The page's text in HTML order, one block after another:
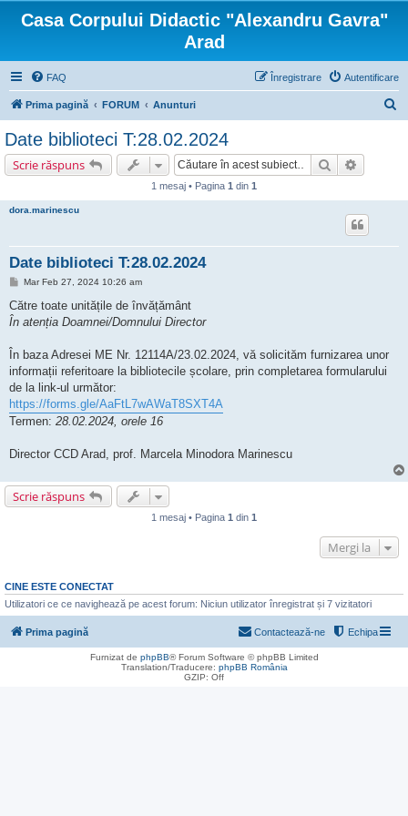
Casa Corpului Didactic "Alexandru Gavra"
Arad
FAQ Autentificare
Înregistrare
Prima pagină FORUM Anunturi
Date biblioteci T:28.02.2024
Scrie răspuns Căutare
1 mesaj • Pagina 1 din 1
dora.marinescu
Date biblioteci T:28.02.2024
M
s
Mar Feb 27, 2024 10:26 am
Către toate unitățile de învățământ
În atenția Doamnei/Domnului Director
În baza Adresei ME Nr. 12114A/23.02.2024, vă solicităm furnizarea unor
informații referitoare la bibliotecile școlare, prin completarea formularului
de la link-ul următor:
https://forms.gle/AaFtL7wAWaT8SXT4A
Termen: 28.02.2024, orele 16
Director CCD Arad, prof. Marcela Minodora Marinescu
Scrie răspuns
1 mesaj • Pagina 1 din 1
Mergi la
CINE ESTE CONECTAT
Utilizatori ce ce navighează pe acest forum: Niciun utilizator înregistrat și 7 vizitatori
Prima pagină Echipa
Contactează-ne
Furnizat de phpBB® Forum Software © phpBB Limited
Translation/Traducere: phpBB România
GZIP: Off